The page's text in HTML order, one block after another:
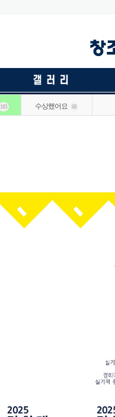
183 수상했어요 68